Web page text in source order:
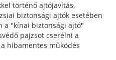
történő ajtójavítás,
biztonsági ajtók esetében
a "kínai biztonsági ajtó"
pajzsot cserélni a
hibamentes működés